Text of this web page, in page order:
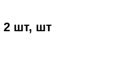
2 шт, шт